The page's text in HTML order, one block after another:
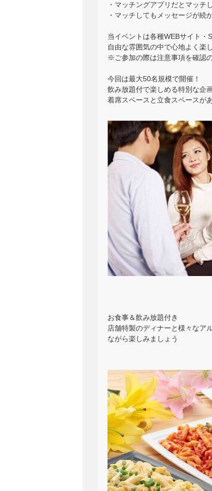
・マッチングアプリだとマッチ
・マッチしてもメッセージが続
当イベントは各種WEBサイト
自由な雰囲気の中で心地よく楽
※ご参加の際は注意事項を確認
今回は最大50名規模で開催！
飲み放題付で楽しめる特別な企
着席スペースと立食スペースが
お食事＆飲み放題付き
店舗特製のディナーと様々なア
ながら楽しみましょう